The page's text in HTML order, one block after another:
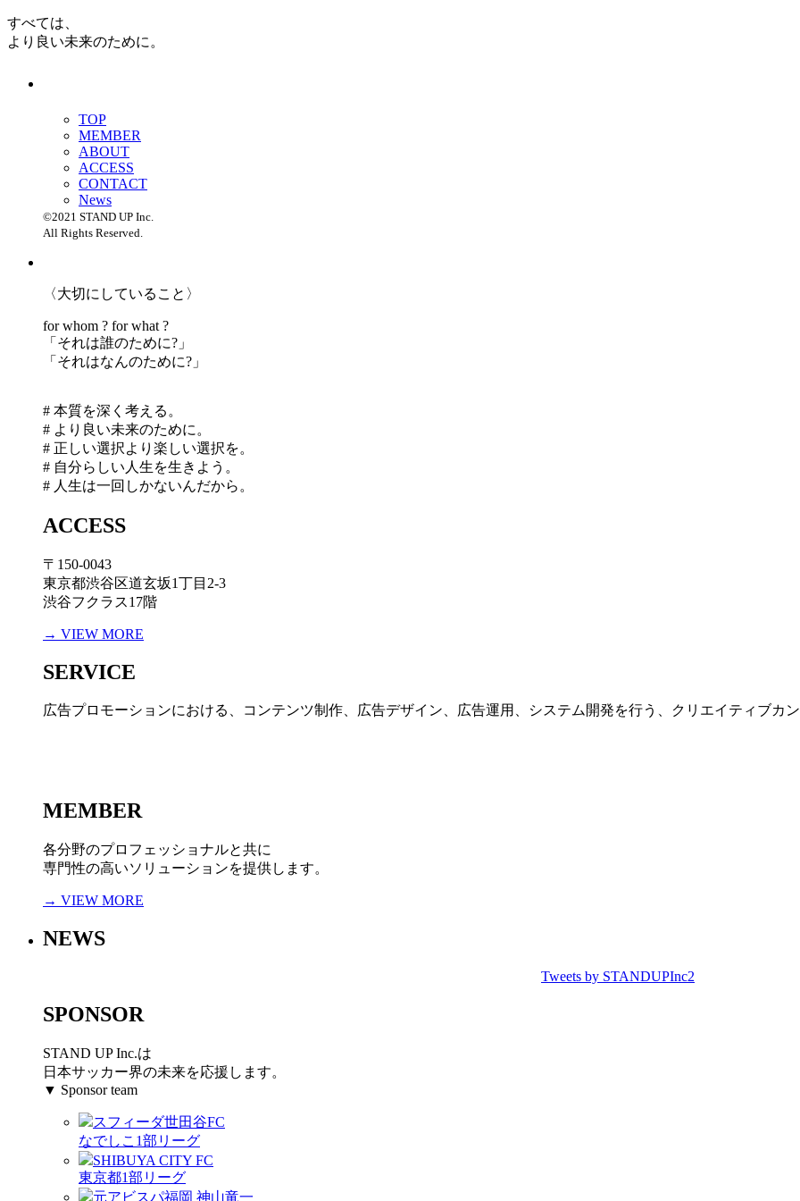
すべては、
より良い未来のために。
TOP
MEMBER
ABOUT
ACCESS
CONTACT
News
©2021 STAND UP Inc.
All Rights Reserved.
〈大切にしていること〉
for whom ? for what ?
「 それは誰のために?」
「 それはなんのために?」
# 本質を深く考える。
# より良い未来のために。
# 正しい選択より楽しい選択を。
# 自分らしい人生を生きよう。
# 人生は一回しかないんだから。
ACCESS
〒150-0043
東京都渋谷区道玄坂1丁目2-3
渋谷フクラス17階
→ VIEW MORE
SERVICE
広告プロモーションにおける、コンテンツ制作、広告デザイン、広告運用、システム開発を行う、 クリエイティブカ
MEMBER
各分野のプロフェッショナルと共に
専門性の高いソリューションを提供します。
→ VIEW MORE
NEWS
Tweets by STANDUPInc2
SPONSOR
STAND UP Inc.は
日本サッカー界の未来を応援します。
▼ Sponsor team
スフィーダ世田谷FC
なでしこ1部リーグ
SHIBUYA CITY FC
東京都1部リーグ
元アビスパ福岡 神山竜一